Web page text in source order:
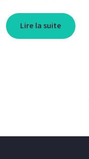
Lire la suite